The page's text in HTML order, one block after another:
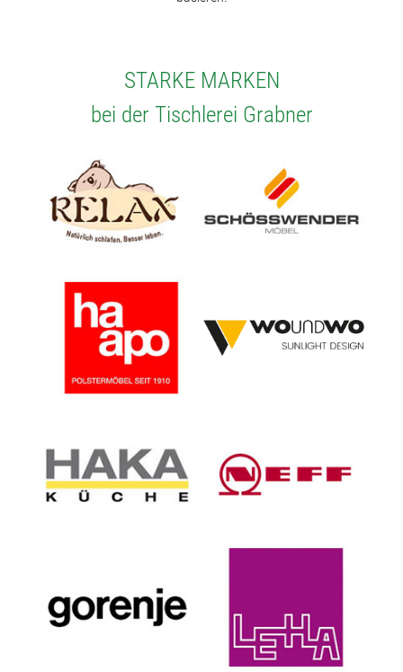
STARKE MARKEN
bei der Tischlerei Grabner